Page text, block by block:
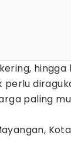
hingga
perlu
paling
Kota